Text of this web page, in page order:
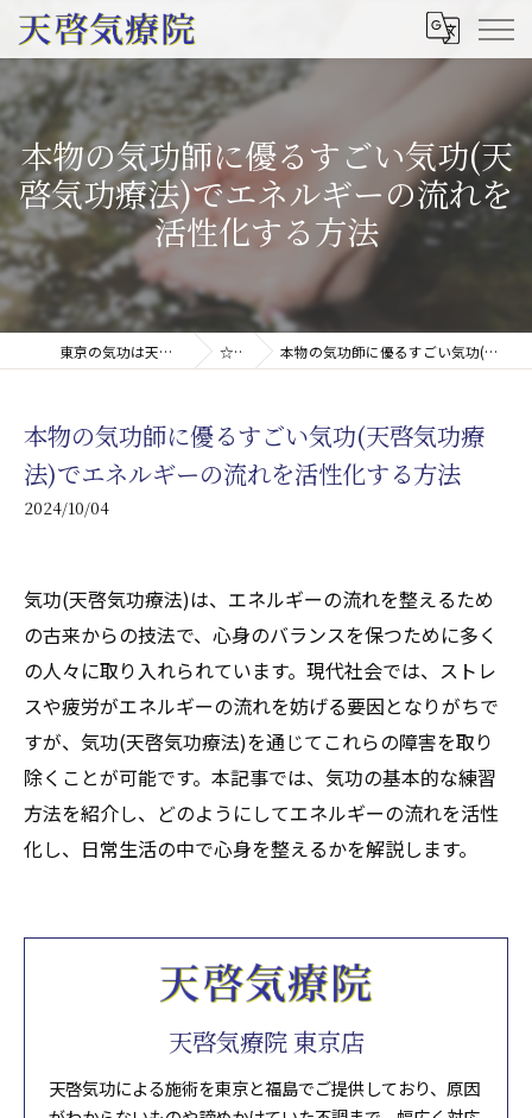
本物の気功師に優るすごい気功(天
啓気功療法)でエネルギーの流れを
活性化する方法
東京の気功は天啓気療院(天啓気功療法治療院) ☆コラム 本物の気功師に優るすごい気功(天啓気功療法)でエネルギーの流れを活性化する方法
本物の気功師に優るすごい気功(天啓気功療
法)でエネルギーの流れを活性化する方法
2024/10/04
気功(天啓気功療法)は、エネルギーの流れを整えるため
の古来からの技法で、心身のバランスを保つために多く
の人々に取り入れられています。現代社会では、ストレ
スや疲労がエネルギーの流れを妨げる要因となりがちで
すが、気功(天啓気功療法)を通じてこれらの障害を取り
除くことが可能です。本記事では、気功の基本的な練習
方法を紹介し、どのようにしてエネルギーの流れを活性
化し、日常生活の中で心身を整えるかを解説します。
天啓気療院 東京店
天啓気功による施術を東京と福島でご提供しており、原因